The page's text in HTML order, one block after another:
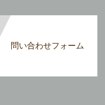
問い合わせフォーム